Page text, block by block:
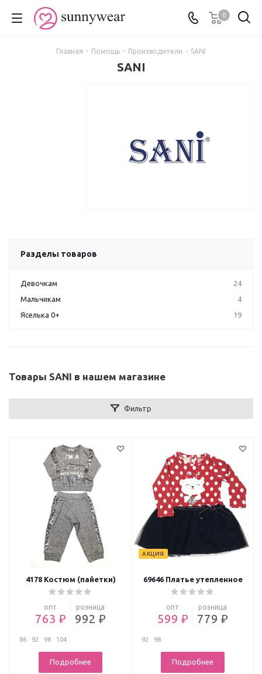
0
Главная - Помощь - Производители - SANI
SANI
Разделы товаров
Девочкам
24
Мальчикам
4
Яселька 0+
19
Товары SANI в нашем магазине
Фильтр
4178 Костюм (пайетки)
опт
763 ₽
розница
992 ₽
86 92 98 104
Подробнее
АКЦИЯ
69646 Платье утепленное
опт
599 ₽
розница
779 ₽
92 98
Подробнее